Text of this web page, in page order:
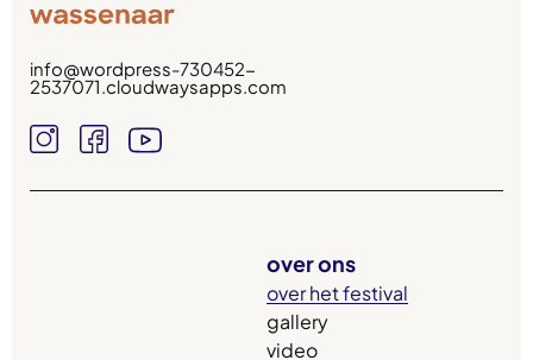
info@wordpress-730452-
2537071.cloudwaysapps.com
over ons
over het festival
gallery
video